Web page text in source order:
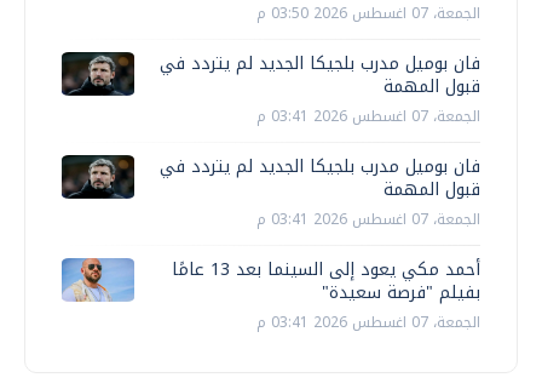
الجمعة، 07 اغسطس 2026 03:50 م
فان بوميل مدرب بلجيكا الجديد لم يتردد في
قبول المهمة
الجمعة، 07 اغسطس 2026 03:41 م
فان بوميل مدرب بلجيكا الجديد لم يتردد في
قبول المهمة
الجمعة، 07 اغسطس 2026 03:41 م
أحمد مكي يعود إلى السينما بعد 13 عامًا
بفيلم "فرصة سعيدة"
الجمعة، 07 اغسطس 2026 03:41 م